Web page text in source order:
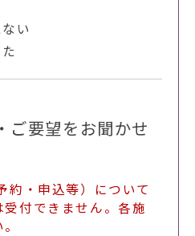
い
ご要望をお聞かせ
・申込等）について
付できません。各施